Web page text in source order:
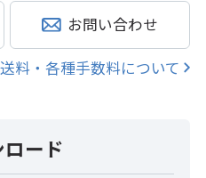
お問い合わせ
送料・各種手数料について
ード